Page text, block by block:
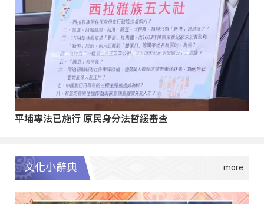
平埔專法已施行 原民身分法暫緩審查
文化小辭典